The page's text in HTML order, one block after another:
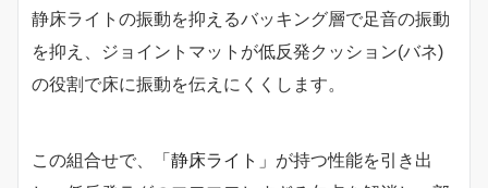
静床ライトの振動を抑えるバッキング層で足音の振動
を抑え、ジョイントマットが低反発クッション(バネ)
の役割で床に振動を伝えにくくします。
この組合せで、 「静床ライト」 が持つ性能を引き出